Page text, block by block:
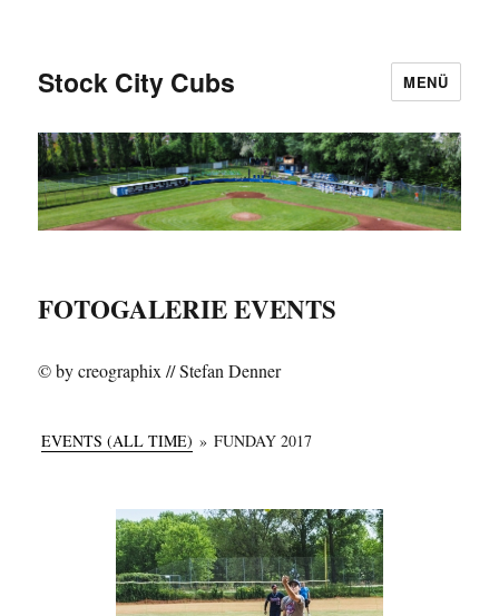
Stock City Cubs MENÜ
FOTOGALERIE EVENTS
© by creographix // Stefan Denner
EVENTS (ALL TIME) » FUNDAY 2017